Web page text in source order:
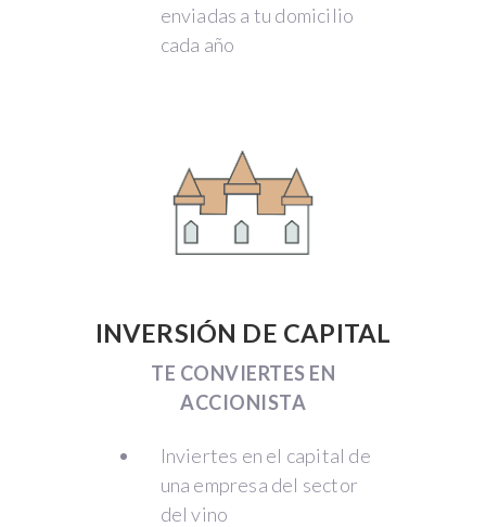
enviadas a tu domicilio
cada año
INVERSIÓN DE CAPITAL
TE CONVIERTES EN
ACCIONISTA
Inviertes en el capital de
una empresa del sector
del vino